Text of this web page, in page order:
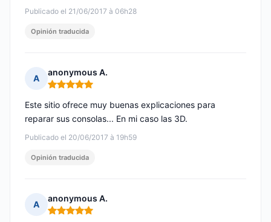
Publicado el 21/06/2017 à 06h28
Opinión traducida
A
anonymous A.
Nota: 5 de 5
Publicado el 20/06/2017 à 19h59
Este sitio ofrece muy buenas explicaciones para
reparar sus consolas... En mi caso las 3D.
Opinión traducida
A
anonymous A.
Nota: 5 de 5